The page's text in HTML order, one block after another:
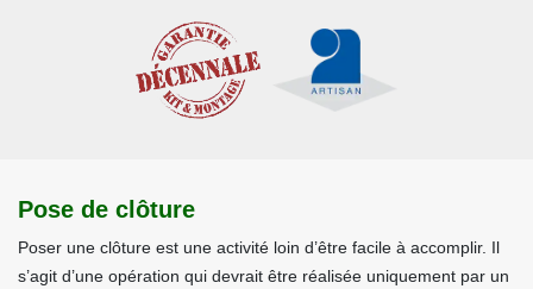
Pose de clôture
Poser une clôture est une activité loin d’être facile à accomplir. Il
s’agit d’une opération qui devrait être réalisée uniquement par un